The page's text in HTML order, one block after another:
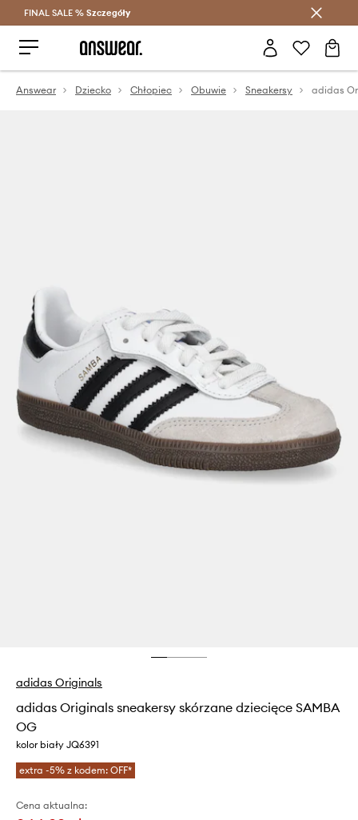
Oszczędzaj z Answear Club >
FINAL SALE % Szczegóły
Answear Dziecko Chłopiec Obuwie Sneakersy
adidas Originals
adidas Originals sneakersy skórzane dziecięce SAMBA
OG
kolor biały JQ6391
extra -5% z kodem: OFF*
Cena aktualna: